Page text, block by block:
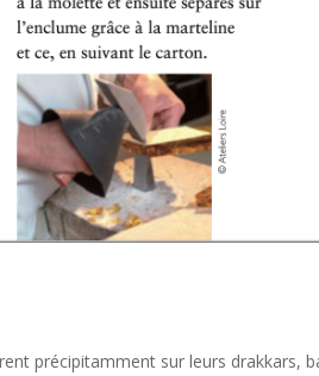
précipitamment sur leurs drakkars,